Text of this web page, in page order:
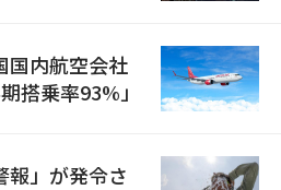
国内航空会社
搭乗率93%」
報」が発令さ